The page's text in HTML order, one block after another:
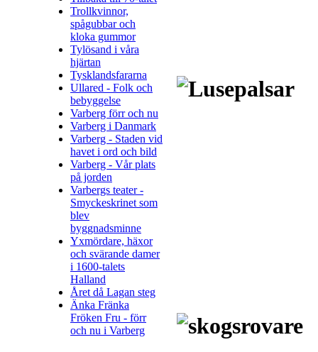
Trollkvinnor,
spågubbar och
kloka gummor
Tylösand i våra
hjärtan
Tysklandsfararna
Ullared - Folk och
bebyggelse
Varberg förr och nu
Varberg i Danmark
Varberg - Staden vid
havet i ord och bild
Varberg - Vår plats
på jorden
Varbergs teater -
Smyckeskrinet som
blev
byggnadsminne
Yxmördare, häxor
och svärande damer
i 1600-talets
Halland
Året då Lagan steg
Änka Fränka
Fröken Fru - förr
och nu i Varberg